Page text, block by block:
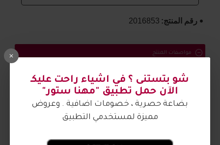
شو بتستنى ؟ في اشياء راحت عليكـ
الآن حمل تطبيق "مهنا ستور"
بضاعة حصرية ، خصومات اضافية . وعروض
مميزة لمستخدمي التطبيق
رقم المنتج: 2016853
مواصفات المنتج
بوت رجالي مريح
الصورة من تصوير مهنا ستور